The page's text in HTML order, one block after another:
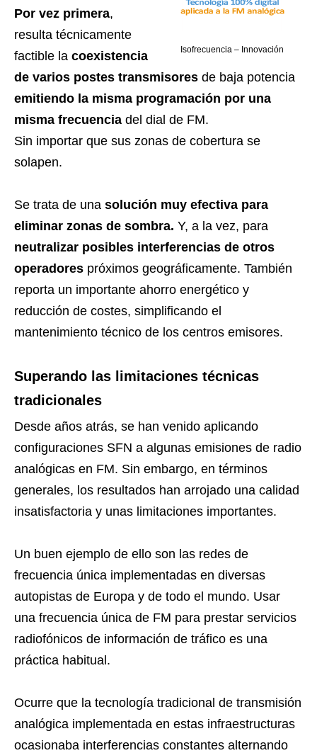
Isofrecuencia – Innovación
Por vez primera,
resulta técnicamente
factible la coexistencia
de varios postes transmisores de baja potencia
emitiendo la misma programación por una
misma frecuencia del dial de FM.
Sin importar que sus zonas de cobertura se
solapen.
Se trata de una solución muy efectiva para
eliminar zonas de sombra. Y, a la vez, para
neutralizar posibles interferencias de otros
operadores próximos geográficamente. También
reporta un importante ahorro energético y
reducción de costes, simplificando el
mantenimiento técnico de los centros emisores.
Superando las limitaciones técnicas
tradicionales
Desde años atrás, se han venido aplicando
configuraciones SFN a algunas emisiones de radio
analógicas en FM. Sin embargo, en términos
generales, los resultados han arrojado una calidad
insatisfactoria y unas limitaciones importantes.
Un buen ejemplo de ello son las redes de
frecuencia única implementadas en diversas
autopistas de Europa y de todo el mundo. Usar
una frecuencia única de FM para prestar servicios
radiofónicos de información de tráfico es una
práctica habitual.
Ocurre que la tecnología tradicional de transmisión
analógica implementada en estas infraestructuras
ocasionaba interferencias constantes alternando